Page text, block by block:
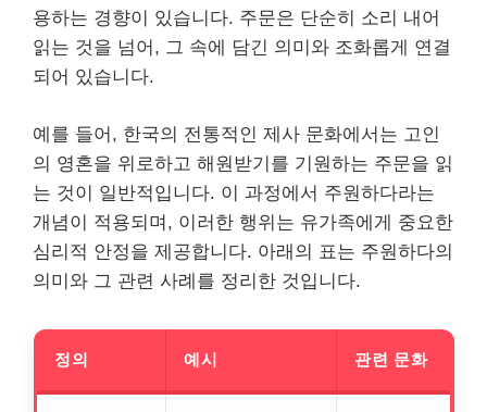
용하는 경향이 있습니다. 주문은 단순히 소리 내어
읽는 것을 넘어, 그 속에 담긴 의미와 조화롭게 연결
되어 있습니다.
예를 들어, 한국의 전통적인 제사 문화에서는 고인
의 영혼을 위로하고 해원받기를 기원하는 주문을 읽
는 것이 일반적입니다. 이 과정에서 주원하다라는
개념이 적용되며, 이러한 행위는 유가족에게 중요한
심리적 안정을 제공합니다. 아래의 표는 주원하다의
의미와 그 관련 사례를 정리한 것입니다.
정의 예시 관련 문화